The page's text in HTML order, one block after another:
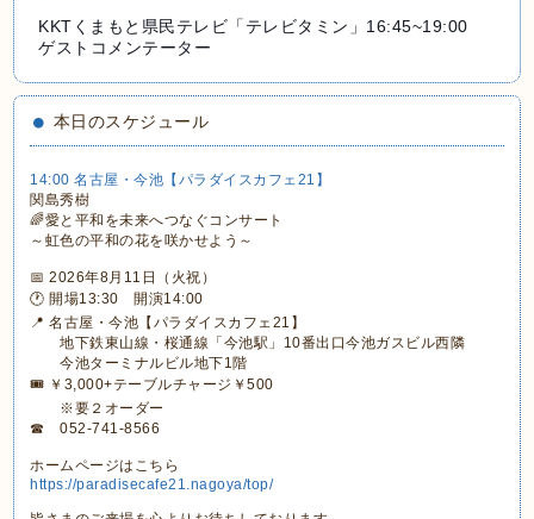
KKTくまもと県民テレビ「テレビタミン」16:45~19:00
ゲストコメンテーター
本日のスケジュール
14:00 名古屋・今池【パラダイスカフェ21】
関島秀樹
🌈愛と平和を未来へつなぐコンサート
～虹色の平和の花を咲かせよう～
📅 2026年8月11日（火祝）
🕐 開場13:30 開演14:00
📍 名古屋・今池【パラダイスカフェ21】
地下鉄東山線・桜通線「今池駅」10番出口今池ガスビル西隣
今池ターミナルビル地下1階
🎟 ￥3,000+テーブルチャージ￥500
※要２オーダー
☎ 052-741-8566
ホームページはこちら
https://paradisecafe21.nagoya/top/